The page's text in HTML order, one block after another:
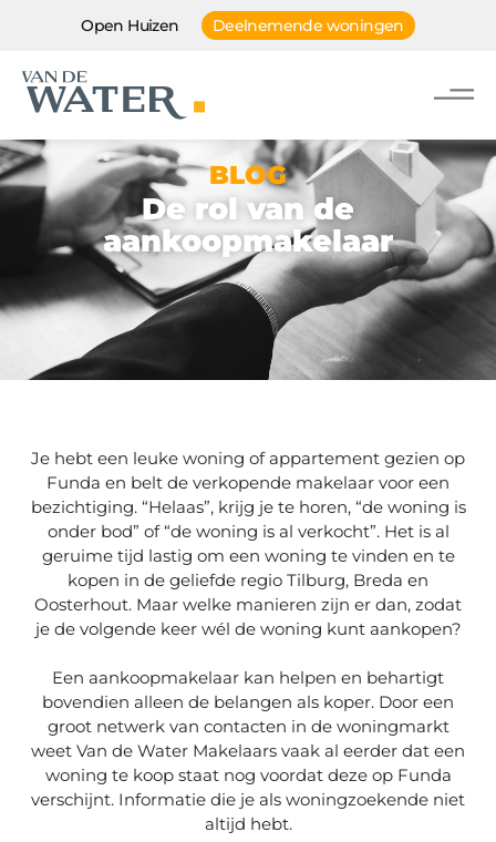
Open Huizen Deelnemende woningen
BLOG
De rol van de
aankoopmakelaar
Je hebt een leuke woning of appartement gezien op
Funda en belt de verkopende makelaar voor een
bezichtiging. “Helaas”, krijg je te horen, “de woning is
onder bod” of “de woning is al verkocht”. Het is al
geruime tijd lastig om een woning te vinden en te
kopen in de geliefde regio Tilburg, Breda en
Oosterhout. Maar welke manieren zijn er dan, zodat
je de volgende keer wél de woning kunt aankopen?
Een aankoopmakelaar kan helpen en behartigt
bovendien alleen de belangen als koper. Door een
groot netwerk van contacten in de woningmarkt
weet Van de Water Makelaars vaak al eerder dat een
woning te koop staat nog voordat deze op Funda
verschijnt. Informatie die je als woningzoekende niet
altijd hebt.